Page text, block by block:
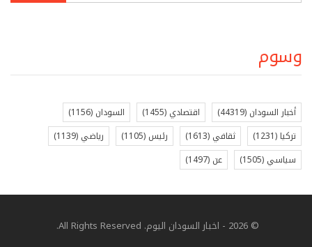
وسوم
أخبار السودان (44319) اقتصادي (1455) السودان (1156)
تركيا (1231) ثقافي (1613) رئيس (1105) رياضي (1139)
سياسي (1505) عن (1497)
© 2026 - اخبار السودان اليوم. All Rights Reserved.